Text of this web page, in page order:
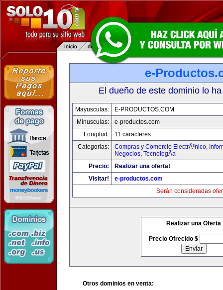
e-
El dueño de este dominio lo
Mayusculas:
E-PRODUCTOS.COM
Minusculas:
e-productos.com
Longitud:
11 caracteres
Categorias:
Compras y Comercio ElectrÃ³nico,
Negocios, TecnologÃ­a
Precio:
Realizar una oferta!
Visitar!
e-productos.com
Serán consideradas
Realizar una Oferta
Precio Ofrecido $
Otros dominios en venta: